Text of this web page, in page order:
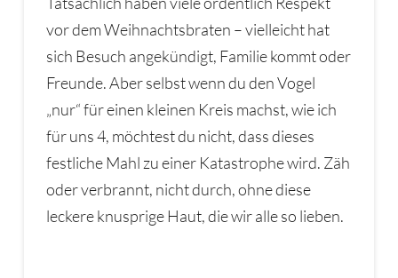
vor dem Weihnachtsbraten – vielleicht hat
sich Besuch angekündigt, Familie kommt oder
Freunde. Aber selbst wenn du den Vogel
„nur“ für einen kleinen Kreis machst, wie ich
für uns 4, möchtest du nicht, dass dieses
festliche Mahl zu einer Katastrophe wird. Zäh
oder verbrannt, nicht durch, ohne diese
leckere knusprige Haut, die wir alle so lieben.